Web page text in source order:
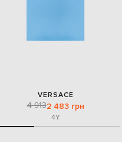
VERSACE
4 9132 483 грн
4Y